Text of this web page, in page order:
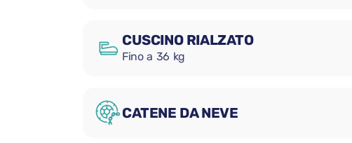
CUSCINO RIALZATO
Fino a 36 kg
CATENE DA NEVE